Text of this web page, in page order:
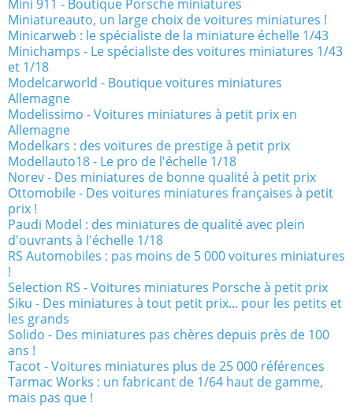
Mini 911 - Boutique Porsche miniatures
Miniatureauto, un large choix de voitures miniatures !
Minicarweb : le spécialiste de la miniature échelle 1/43
Minichamps - Le spécialiste des voitures miniatures 1/43
et 1/18
Modelcarworld - Boutique voitures miniatures
Allemagne
Modelissimo - Voitures miniatures à petit prix en
Allemagne
Modelkars : des voitures de prestige à petit prix
Modellauto18 - Le pro de l'échelle 1/18
Norev - Des miniatures de bonne qualité à petit prix
Ottomobile - Des voitures miniatures françaises à petit
prix !
Paudi Model : des miniatures de qualité avec plein
d'ouvrants à l'échelle 1/18
RS Automobiles : pas moins de 5 000 voitures miniatures
!
Selection RS - Voitures miniatures Porsche à petit prix
Siku - Des miniatures à tout petit prix... pour les petits et
les grands
Solido - Des miniatures pas chères depuis près de 100
ans !
Tacot - Voitures miniatures plus de 25 000 références
Tarmac Works : un fabricant de 1/64 haut de gamme,
mais pas que !